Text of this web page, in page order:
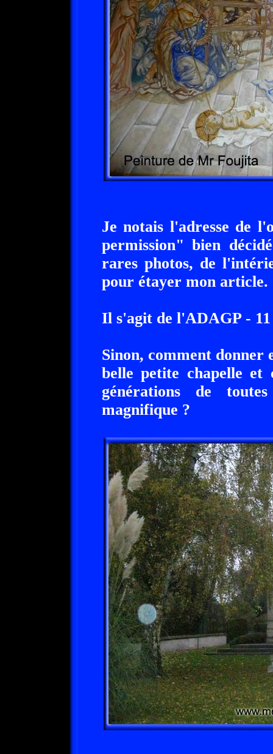
Je notais l'adresse de
permission" bien
rares photos, de
pour étayer mon article.
Il s'agit de l'ADAGP -
Sinon, comment donner
belle petite chapelle
générations de
magnifique ?